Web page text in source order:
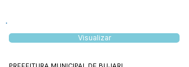
Visualizar